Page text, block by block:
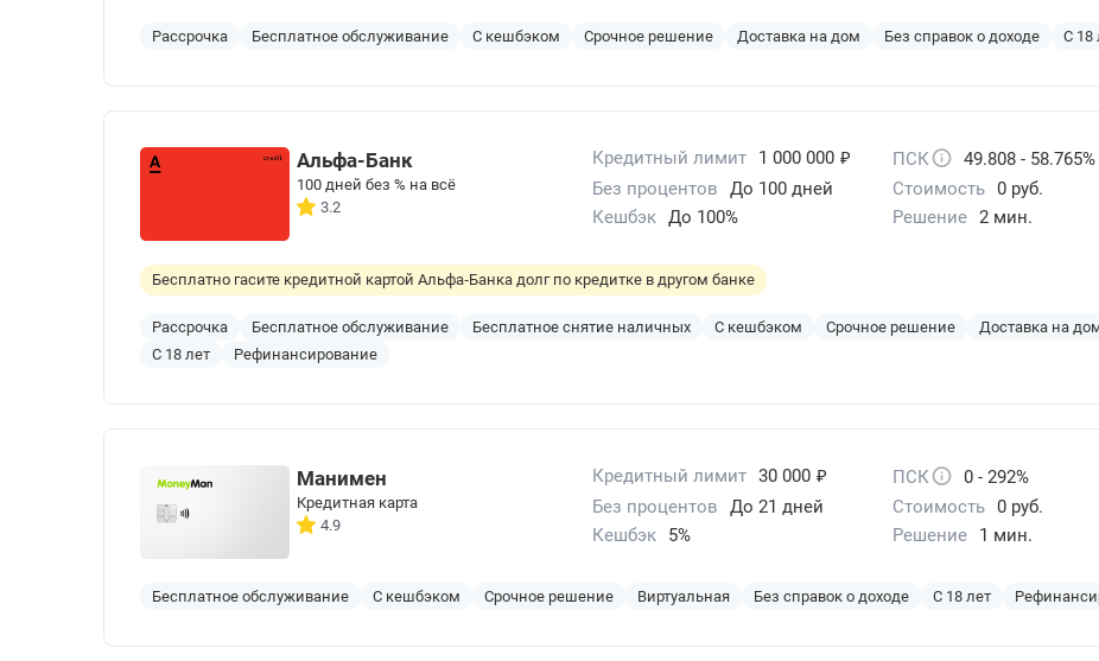
Рассрочка Бесплатное обслуживание С кешбэком Срочное решение Доставка на дом Без справок о доходе С 18
Альфа-Банк
100 дней без % на всё
3.2
Кредитный лимит 1 000 000 ₽ ПСК
49.808 - 58.765%
Без процентов
До 100 дней Стоимость 0 руб.
Кешбэк
До 100% Решение 2 мин.
Бесплатно гасите кредитной картой Альфа‑Банка долг по кредитке в другом банке
Рассрочка Бесплатное обслуживание Бесплатное снятие наличных С кешбэком Срочное решение Доставка на
С 18 лет
Рефинансирование
Манимен
Кредитная карта
4.9
Кредитный лимит 30 000 ₽ ПСК
0 - 292%
Без процентов
До 21 дней Стоимость 0 руб.
Кешбэк
5% Решение 1 мин.
Бесплатное обслуживание С кешбэком Срочное решение Виртуальная Без справок о доходе С 18 лет